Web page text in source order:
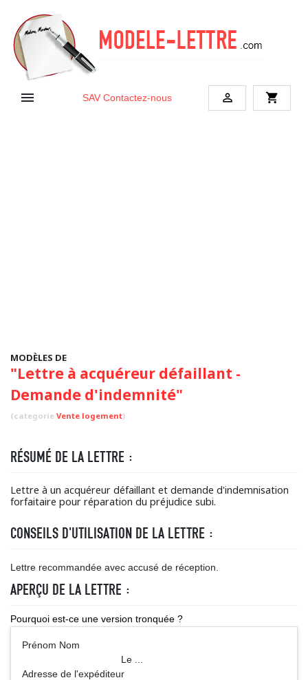
 SAV Contactez-nous  shopping_cart
MODÈLES DE
"Lettre à acquéreur défaillant -
Demande d'indemnité"
(categorie Vente logement)
RÉSUMÉ DE LA LETTRE :
Lettre à un acquéreur défaillant et demande d'indemnisation
forfaitaire pour réparation du préjudice subi.
CONSEILS D'UTILISATION DE LA LETTRE :
Lettre recommandée avec accusé de réception.
APERÇU DE LA LETTRE :
Pourquoi est-ce une version tronquée ?
Prénom Nom
Le ...
Adresse de l'expéditeur